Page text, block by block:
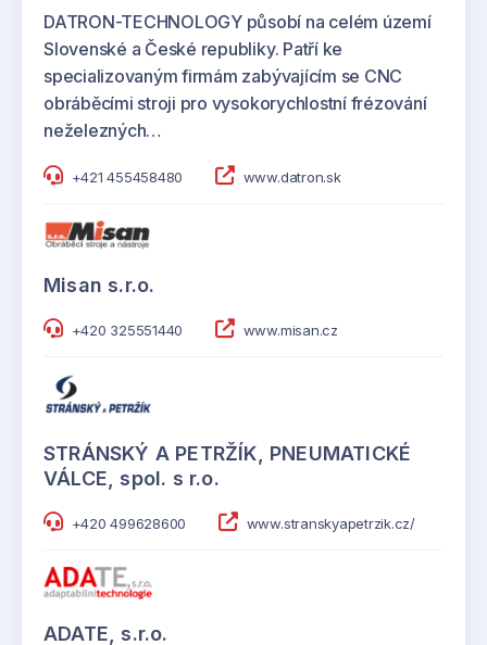
DATRON-TECHNOLOGY působí na celém území
Slovenské a České republiky. Patří ke
specializovaným firmám zabývajícím se CNC
obráběcími stroji pro vysokorychlostní frézování
neželezných…
+421 455458480 www.datron.sk
Misan s.r.o.
+420 325551440 www.misan.cz
STRÁNSKÝ A PETRŽÍK, PNEUMATICKÉ
VÁLCE, spol. s r.o.
+420 499628600 www.stranskyapetrzik.cz/
ADATE, s.r.o.